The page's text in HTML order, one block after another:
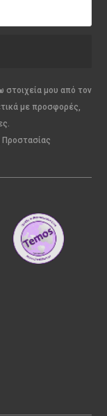
στοιχεία μου από τον
με προσφορές,
Προστασίας